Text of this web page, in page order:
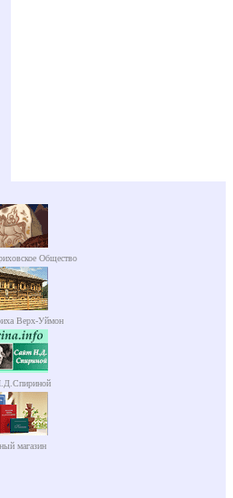
Общество
Верх-Уймон
магазин